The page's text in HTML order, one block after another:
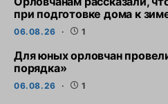
при подготовке дома к
06.08.26 1
Для юных орловчан
порядка»
06.08.26 1